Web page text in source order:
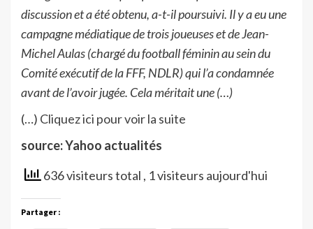
discussion et a été obtenu, a-t-il poursuivi. Il y a eu une
campagne médiatique de trois joueuses et de Jean-
Michel Aulas (chargé du football féminin au sein du
Comité exécutif de la FFF, NDLR) qui l’a condamnée
avant de l’avoir jugée. Cela méritait une (…)
(…) Cliquez ici pour voir la suite
source: Yahoo actualités
636 visiteurs total , 1 visiteurs aujourd'hui
Partager :